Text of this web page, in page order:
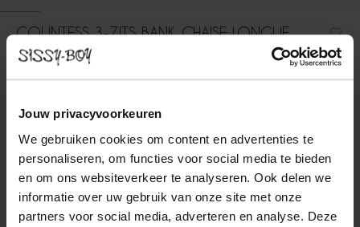
Jouw privacyvoorkeuren
We gebruiken cookies om content en advertenties te
personaliseren, om functies voor social media te bieden
en om ons websiteverkeer te analyseren. Ook delen we
informatie over uw gebruik van onze site met onze
partners voor social media, adverteren en analyse. Deze
COUNTESS 3-ZITS BANK CHAISE LONGUE
RECHTS ROYAL ARMY
3-zits chaise longue rechts uit de Countess serie van Sissy-Boy.
De serie bestaat uit zeven modulaire onderdelen, zodat je de
die je hebt. Door de lage zitting geeft de ...
3 zits chaise longue... (1x) + opties